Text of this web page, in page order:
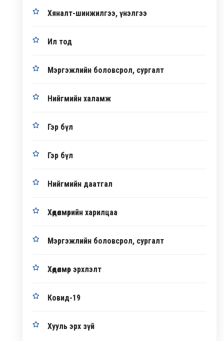
Хяналт-шинжилгээ, үнэлгээ
Ил тод
Мэргэжлийн боловсрол, сургалт
Нийгмийн халамж
Гэр бүл
Гэр бүл
Нийгмийн даатгал
Хөдөлмөрийн харилцаа
Мэргэжлийн боловсрол, сургалт
Хөдөлмөр эрхлэлт
Ковид-19
Хууль эрх зүй